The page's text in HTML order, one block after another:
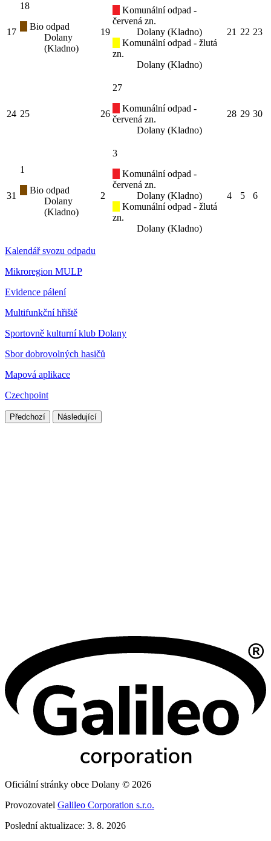
17
18
Bio odpad
Dolany
(Kladno)
19
Komunální odpad -
červená zn.
Dolany (Kladno)
Komunální odpad - žlutá
zn.
Dolany (Kladno)
21 22 23
24 25 26
27
Komunální odpad -
červená zn.
Dolany (Kladno)
28 29 30
31
1
Bio odpad
Dolany
(Kladno)
2
3
Komunální odpad -
červená zn.
Dolany (Kladno)
Komunální odpad - žlutá
zn.
Dolany (Kladno)
4 5 6
Kalendář svozu odpadu
Mikroregion MULP
Evidence pálení
Multifunkční hřiště
Sportovně kulturní klub Dolany
Sbor dobrovolných hasičů
Mapová aplikace
Czechpoint
Předchozí Následující
Oficiální stránky obce Dolany © 2026
Provozovatel Galileo Corporation s.r.o.
Poslední aktualizace: 3. 8. 2026